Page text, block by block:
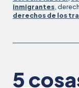
inmigrantes,
derechos de los
5